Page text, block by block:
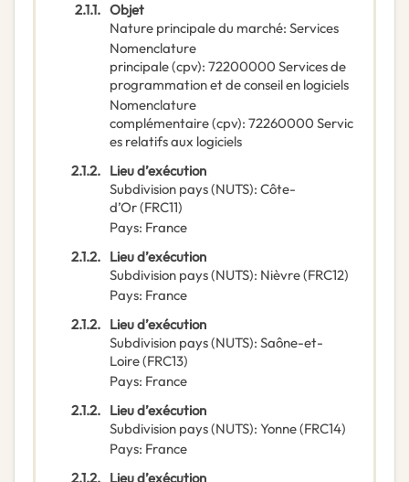
2.1.1. Objet
Nature principale du marché: Services
Nomenclature
principale(cpv): 72200000 Services de
programmation et de conseil en logiciels
Nomenclature
complémentaire(cpv): 72260000 Servic
es relatifs aux logiciels
2.1.2. Lieu d’exécution
Subdivision pays (NUTS): Côte-
d’Or(FRC11)
Pays: France
2.1.2. Lieu d’exécution
Subdivision pays (NUTS): Nièvre(FRC12)
Pays: France
2.1.2. Lieu d’exécution
Subdivision pays (NUTS): Saône-et-
Loire(FRC13)
Pays: France
2.1.2. Lieu d’exécution
Subdivision pays (NUTS): Yonne(FRC14)
Pays: France
2.1.2. Lieu d’exécution